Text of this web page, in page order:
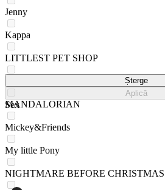
Jenny
Kappa
LITTLEST PET SHOP
MANDALORIAN
Mickey&Friends
My little Pony
NIGHTMARE BEFORE CHRISTMAS
Șterge
Aplică
Sex